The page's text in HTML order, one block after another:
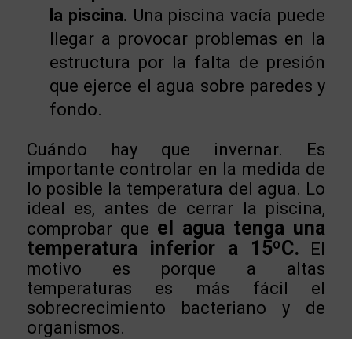
la piscina. Una piscina vacía puede
llegar a provocar problemas en la
estructura por la falta de presión
que ejerce el agua sobre paredes y
fondo.
Cuándo hay que invernar. Es
importante controlar en la medida de
lo posible la temperatura del agua. Lo
ideal es, antes de cerrar la piscina,
comprobar que el agua tenga una
temperatura inferior a 15ºC. El
motivo es porque a altas
temperaturas es más fácil el
sobrecrecimiento bacteriano y de
organismos.